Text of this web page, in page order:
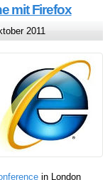
mit Firefox
2011
in London